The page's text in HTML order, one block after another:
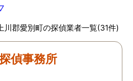
川郡愛別町の探偵業者一覧(31件)
偵事務所